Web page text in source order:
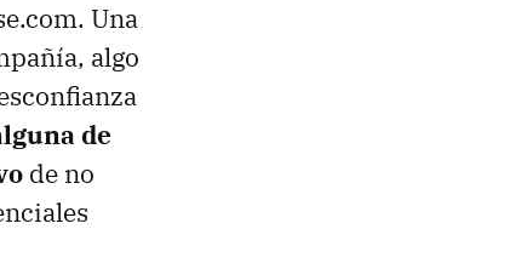
Una
algo
de
de no